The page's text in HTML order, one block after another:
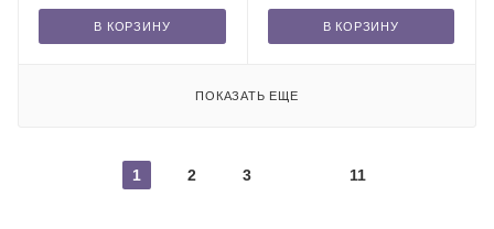
В КОРЗИНУ В КОРЗИНУ
ПОКАЗАТЬ ЕЩЕ
1 2 3 11